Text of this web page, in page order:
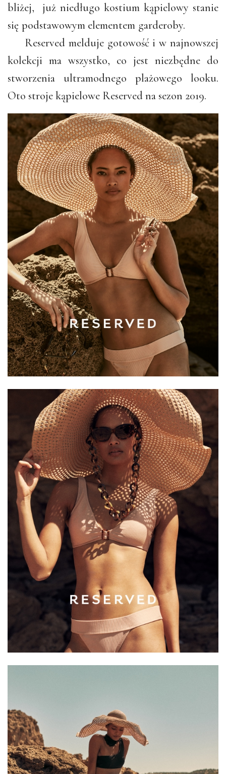
bliżej, już niedługo kostium kąpielowy stanie
się podstawowym elementem garderoby.
Reserved melduje gotowość i w najnowszej
kolekcji ma wszystko, co jest niezbędne do
stworzenia ultramodnego plażowego looku.
Oto stroje kąpielowe Reserved na sezon 2019.